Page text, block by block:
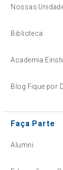
Nossas
Biblioteca
Academia
Blog Fique por
Faça Parte
Alumni